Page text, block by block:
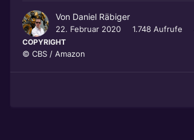
Von Daniel Räbiger
22. Februar 2020 1.748 Aufrufe
COPYRIGHT
© CBS / Amazon